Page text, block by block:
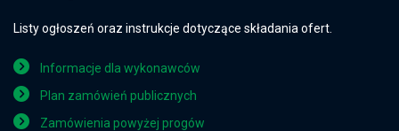
Listy ogłoszeń oraz instrukcje dotyczące składania ofert.
Informacje dla wykonawców
Plan zamówień publicznych
Zamówienia powyżej progów